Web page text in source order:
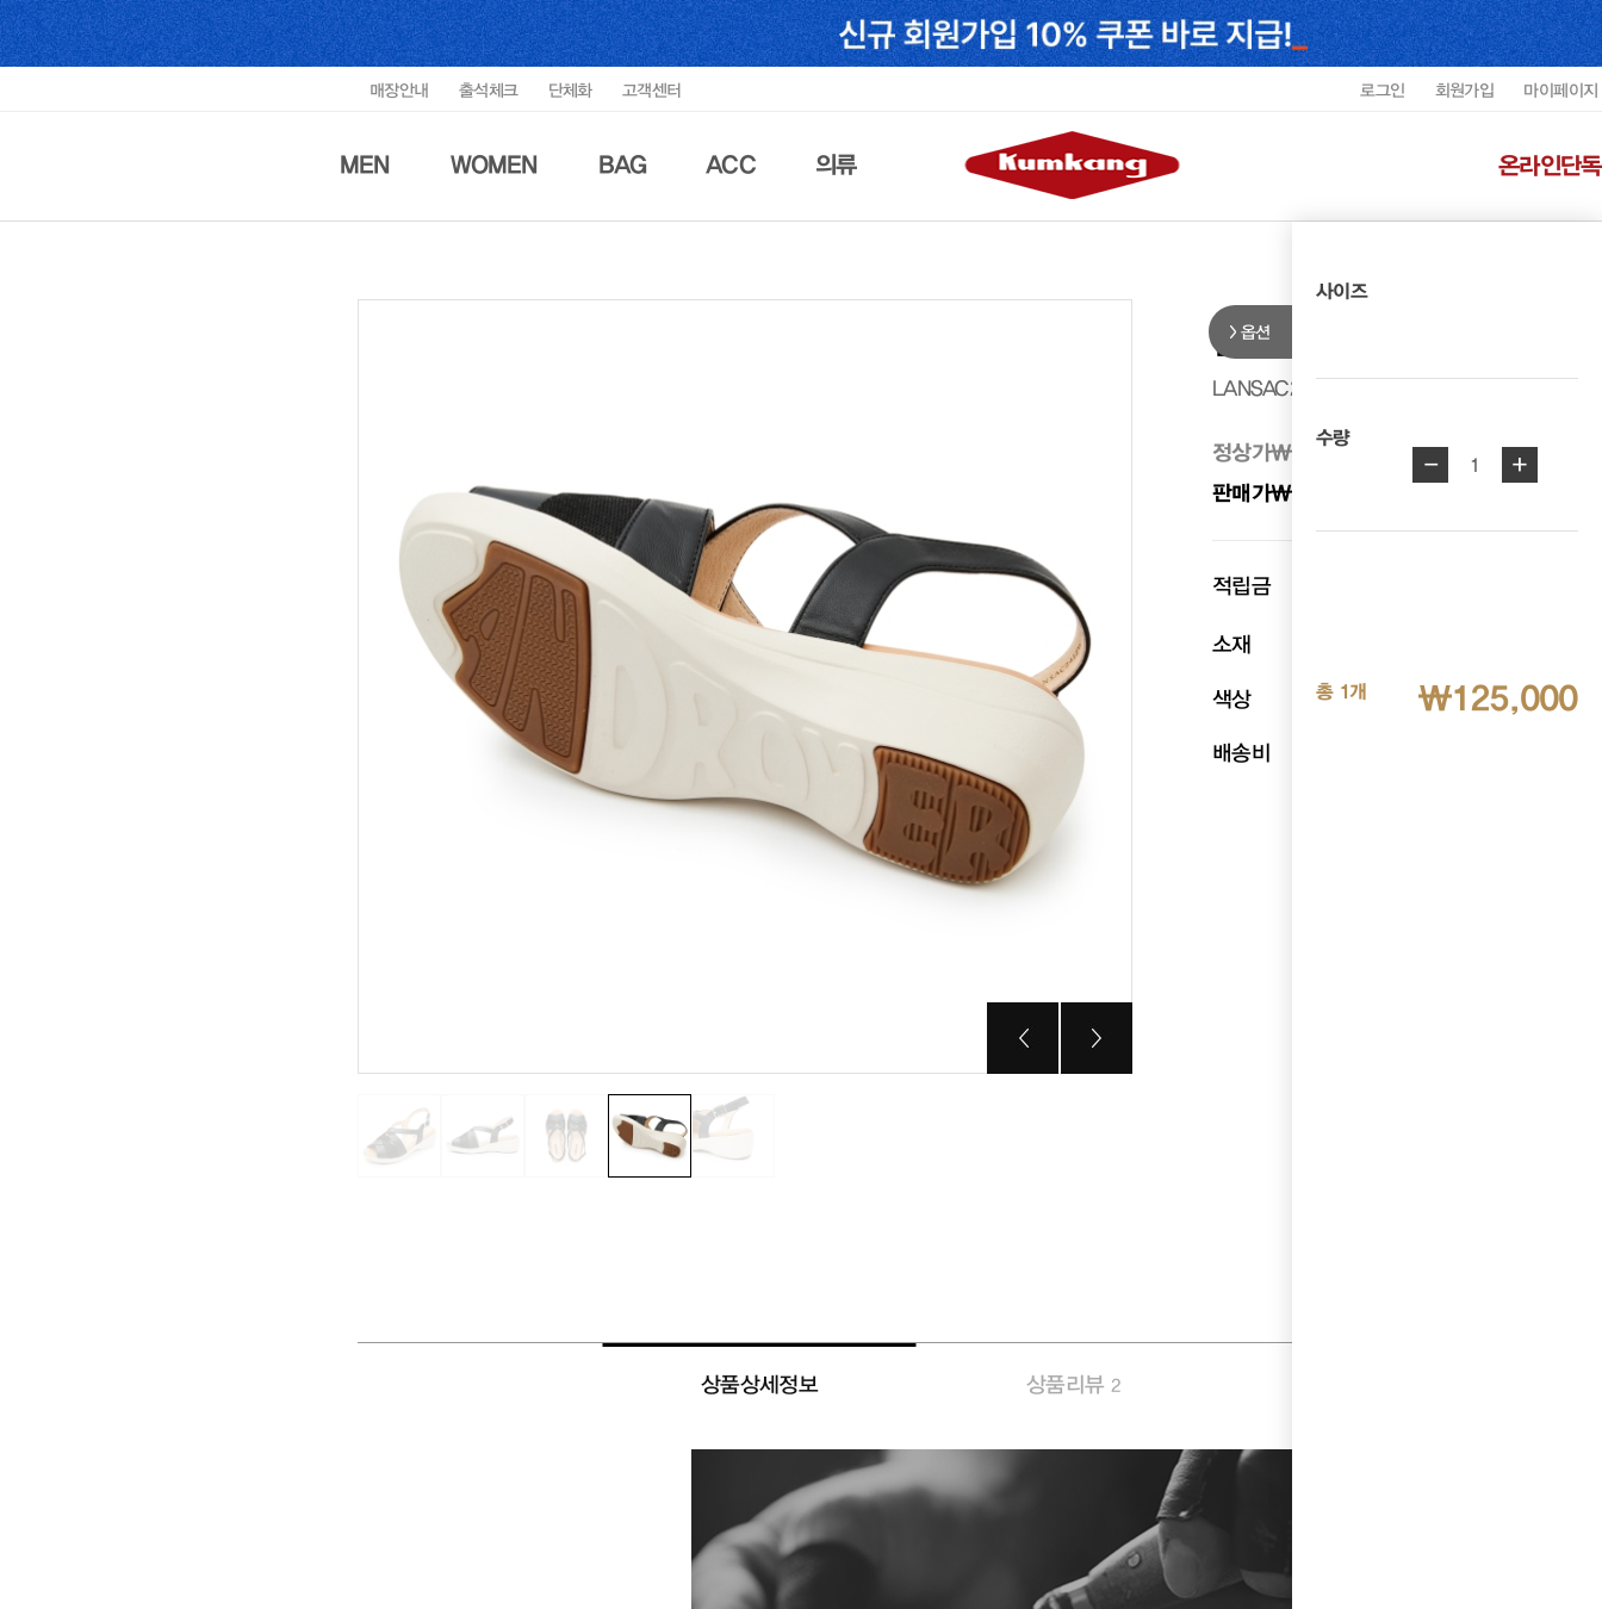
매장안내 출석체크 단체화 고객센터 로그인 회원가입 마이페이지
MEN WOMEN BAG ACC 의류 온라인단독
옵션
사이즈
수량
- 1 +
총 1개 ₩125,000
랜드로바 여성 캐주얼 샌들
LANSAC2412WG1
정상가₩ 250,000
판매가₩ 125,000
적립금
소재
색상
배송비
상품상세정보 상품리뷰 2